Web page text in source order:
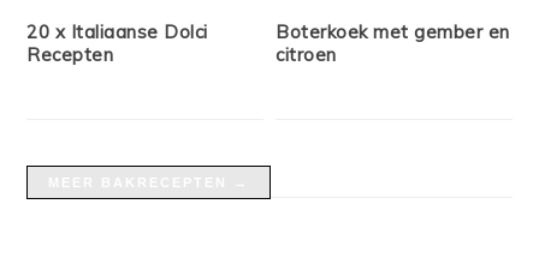
20 x Italiaanse Dolci
Recepten
Boterkoek met gember en
citroen